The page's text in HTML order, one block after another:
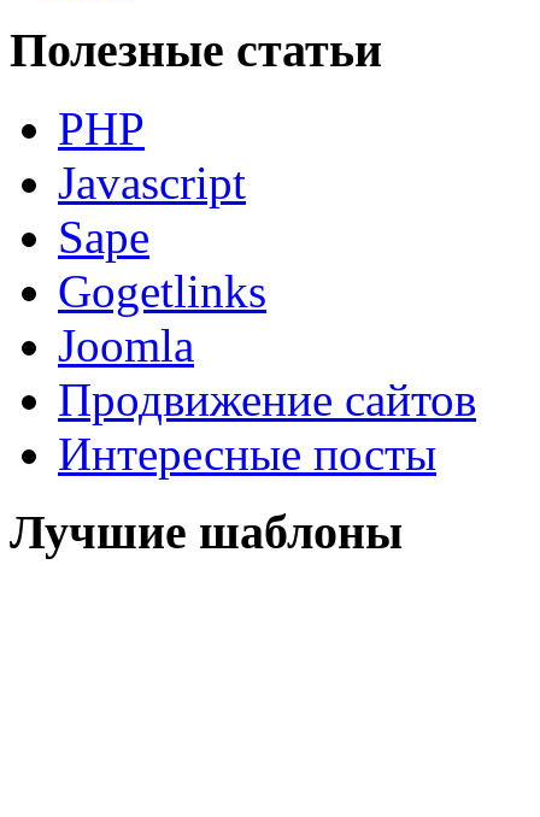
Полезные статьи
PHP
Javascript
Sape
Gogetlinks
Joomla
Продвижение сайтов
Интересные посты
Лучшие шаблоны